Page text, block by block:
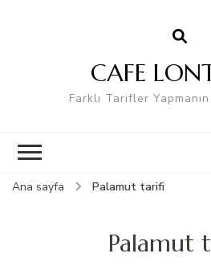
CAFE
Farklı Tarifler
Ana sayfa Palamut tarifi
Palamut